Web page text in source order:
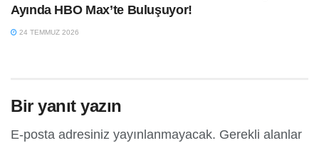
Ayında HBO Max’te Buluşuyor!
24 TEMMUZ 2026
Bir yanıt yazın
E-posta adresiniz yayınlanmayacak. Gerekli alanlar